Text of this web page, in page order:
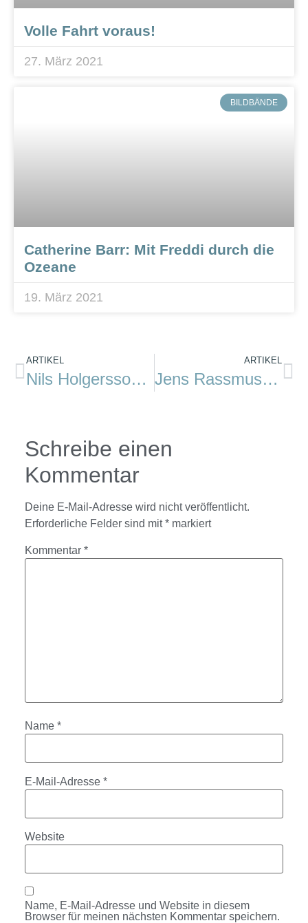
Volle Fahrt voraus!
27. März 2021
BILDBÄNDE
Catherine Barr: Mit Freddi durch die
Ozeane
19. März 2021
ARTIKEL
Nils Holgerssons wunderbare Reise durch Schweden
ARTIKEL
Jens Rassmus: Ein Pflaster für den Zackenbarsch
Schreibe einen
Kommentar
Deine E-Mail-Adresse wird nicht veröffentlicht.
Erforderliche Felder sind mit* markiert
Kommentar *
Name *
E-Mail-Adresse *
Website
Name, E-Mail-Adresse und Website in diesem
Browser für meinen nächsten Kommentar speichern.